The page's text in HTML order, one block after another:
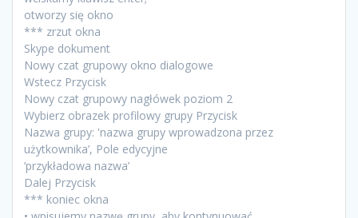
otworzy się okno
*** zrzut okna
Skype dokument
Nowy czat grupowy okno dialogowe
Wstecz Przycisk
Nowy czat grupowy nagłówek poziom 2
Wybierz obrazek profilowy grupy Przycisk
Nazwa grupy: 'nazwa grupy wprowadzona przez
użytkownika’, Pole edycyjne
’przykładowa nazwa’
Dalej Przycisk
*** koniec okna